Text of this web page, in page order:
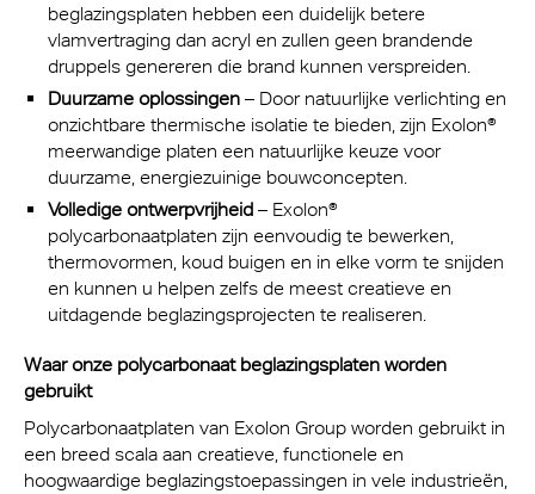
beglazingsplaten hebben een duidelijk betere
vlamvertraging dan acryl en zullen geen brandende
druppels genereren die brand kunnen verspreiden.
Duurzame oplossingen – Door natuurlijke verlichting en
onzichtbare thermische isolatie te bieden, zijn Exolon®
meerwandige platen een natuurlijke keuze voor
duurzame, energiezuinige bouwconcepten.
Volledige ontwerpvrijheid – Exolon®
polycarbonaatplaten zijn eenvoudig te bewerken,
thermovormen, koud buigen en in elke vorm te snijden
en kunnen u helpen zelfs de meest creatieve en
uitdagende beglazingsprojecten te realiseren.
Waar onze polycarbonaat beglazingsplaten worden
gebruikt
Polycarbonaatplaten van Exolon Group worden gebruikt in
een breed scala aan creatieve, functionele en
hoogwaardige beglazingstoepassingen in vele industrieën,